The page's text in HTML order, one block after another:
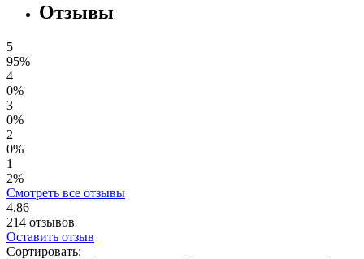
Отзывы
5
95%
4
0%
3
0%
2
0%
1
2%
Смотреть все отзывы
4.86
214 отзывов
Оставить отзыв
Сортировать: